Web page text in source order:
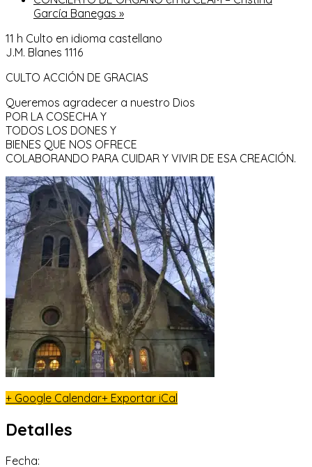
García Banegas »
11 h Culto en idioma castellano
J.M. Blanes 1116
CULTO ACCIÓN DE GRACIAS
Queremos agradecer a nuestro Dios
POR LA COSECHA Y
TODOS LOS DONES Y
BIENES QUE NOS OFRECE
COLABORANDO PARA CUIDAR Y VIVIR DE ESA CREACIÓN.
+ Google Calendar+ Exportar iCal
Detalles
Fecha: